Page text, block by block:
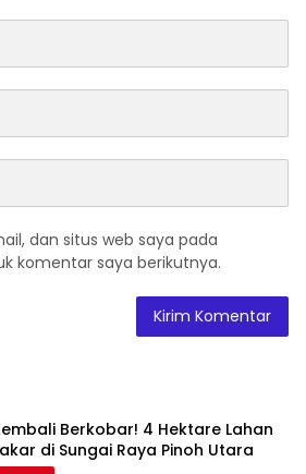
dan situs web saya pada
komentar saya berikutnya.
Berkobar! 4 Hektare Lahan
di Sungai Raya Pinoh Utara